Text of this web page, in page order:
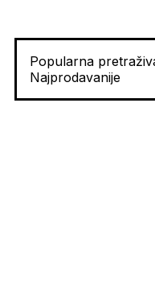
Popularna
Najprodavanije